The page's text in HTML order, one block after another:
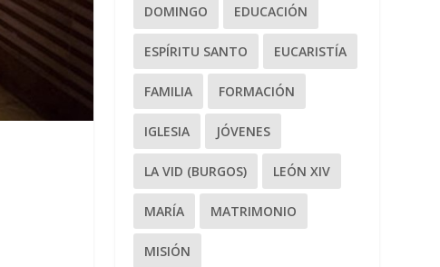
DOMINGO EDUCACIÓN
ESPÍRITU SANTO EUCARISTÍA
FAMILIA FORMACIÓN
IGLESIA JÓVENES
LA VID (BURGOS) LEÓN XIV
MARÍA MATRIMONIO
MISIÓN